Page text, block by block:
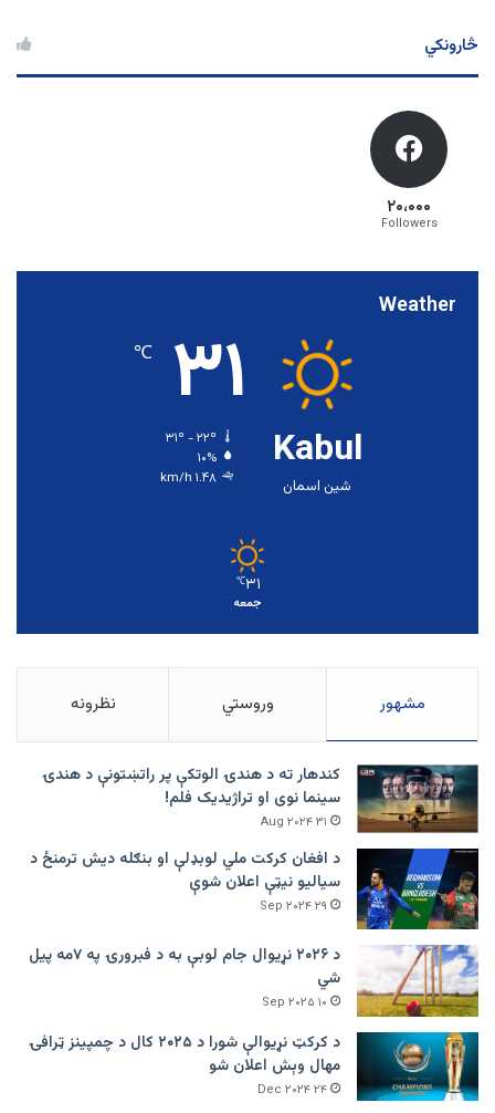
څارونکي
۲۰،۰۰۰
Followers
Weather
Kabul
شین اسمان
۳۱ ℃
۱۰%
۱.۴۸ km/h
۳۱℃
جمعه
مشهور وروستي نظرونه
کندهار ته د هندۍ الوتکې پر راتښتونې د هندۍ
سینما نوی او تراژيديک فلم!
۳۱ Aug ۲۰۲۴
د افغان کرکت ملي لوبډلې او بنګله دیش ترمنځ د
سیالیو نیټې اعلان شوې
۲۹ Sep ۲۰۲۴
د ۲۰۲۶ نړیوال جام لوبې به د فبرورۍ په ۷مه پیل
شي
۱۰ Sep ۲۰۲۵
د کرکټ نړیوالې شورا د ۲۰۲۵ کال د چمپینز ټرافۍ
مهال وېش اعلان شو
۲۴ Dec ۲۰۲۴